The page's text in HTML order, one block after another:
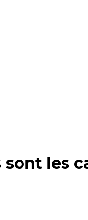
sont les